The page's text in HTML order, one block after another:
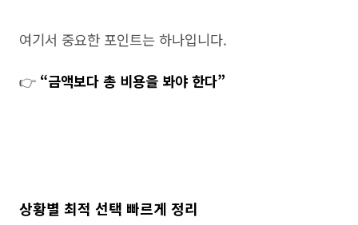
여기서 중요한 포인트는 하나입니다.
👉 “금액보다 총 비용을 봐야 한다”
상황별 최적 선택 빠르게 정리